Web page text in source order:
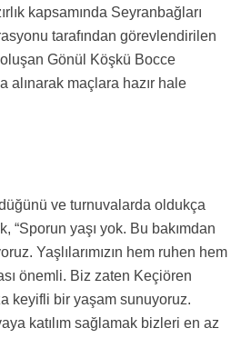
kapsamında Seyranbağları
tarafından görevlendirilen
Gönül Köşkü Bocce
alınarak maçlara hazır hale
ve turnuvalarda oldukça
“Sporun yaşı yok. Bu bakımdan
Yaşlılarımızın hem ruhen hem
önemli. Biz zaten Keçiören
keyifli bir yaşam sunuyoruz.
katılım sağlamak bizleri en az